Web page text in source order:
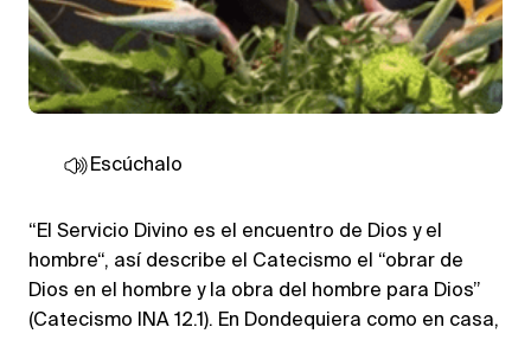
Escúchalo
“El Servicio Divino es el encuentro de Dios y el
hombre“, así describe el Catecismo el “obrar de
Dios en el hombre y la obra del hombre para Dios”
(Catecismo INA 12.1). En Dondequiera como en casa,